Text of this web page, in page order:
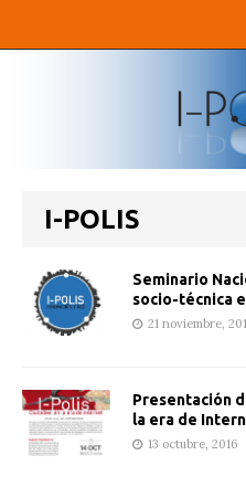
I-POLIS
Seminario
socio-técnica
21 noviembre,
Presentación
la era de
13 octubre, 2016